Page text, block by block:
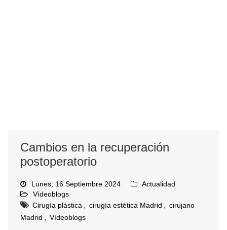
Cambios en la recuperación
postoperatorio
Lunes, 16 Septiembre 2024
Actualidad
Vídeoblogs
Cirugía plástica , cirugía estética Madrid , cirujano
Madrid , Vídeoblogs